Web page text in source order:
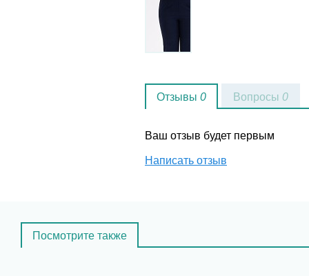
Отзывы 0
Ваш отзыв будет первым
Написать отзыв
Вопросы 0
Посмотрите также